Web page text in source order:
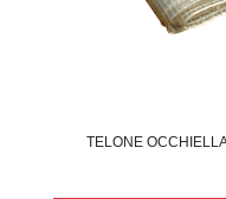
TELONE